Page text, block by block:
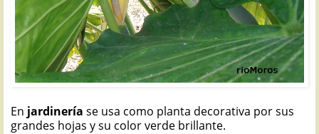
En jardinería se usa como planta decorativa por sus
grandes hojas y su color verde brillante.